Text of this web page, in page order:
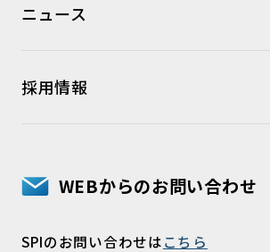
ニュース
採用情報
WEBからのお問い合わせ
SPIのお問い合わせはこちら